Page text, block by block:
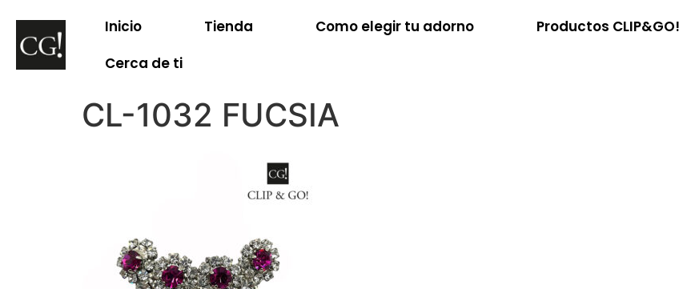
Inicio Tienda Como elegir tu adorno Productos CLIP&GO!
Cerca de ti
CL-1032 FUCSIA